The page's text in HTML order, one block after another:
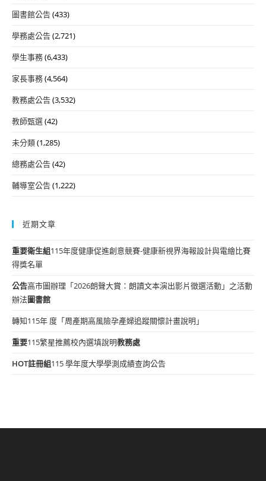
圖書館公告(433)
學務處公告(2,721)
學生事務(6,433)
家長事務(4,564)
教務處公告(3,532)
教師甄選(42)
未分類(1,285)
總務處公告(42)
輔導室公告(1,222)
近期文章
重要衛生組115年度健康促進創意競賽-健康新視界海報設計與電繪比賽
得獎名單
公告高市圖辦理「2026朗聲大賞：朗讀文本演出影片徵選活動」之活動
辦法圖書館
轉知115年 度「周產期高風險孕產婦追蹤關懷計畫說明」
重要115繁星推薦校內選填說明教務處
HOT註冊組115 學年度大學學測成績查詢公告